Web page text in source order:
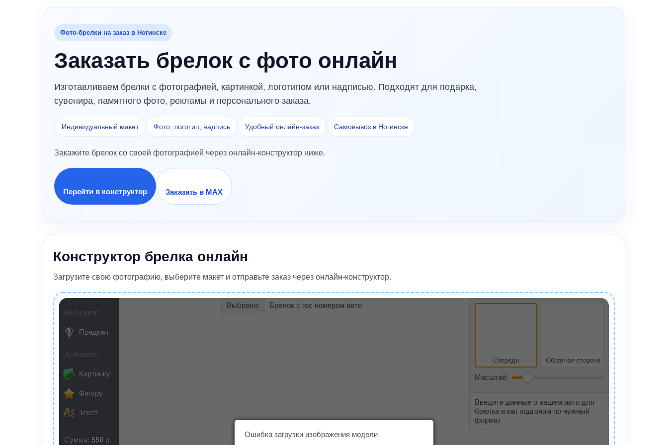
Фото-брелки на заказ в Ногинске
Заказать брелок с фото онлайн
Изготавливаем брелки с фотографией, картинкой, логотипом или надписью. Подходят для подарка,
сувенира, памятного фото, рекламы и персонального заказа.
Индивидуальный макет Фото, логотип, надпись Удобный онлайн-заказ Самовывоз в Ногинске
Закажите брелок со своей фотографией через онлайн-конструктор ниже.
Перейти в конструктор Заказать в MAX
Конструктор брелка онлайн
Загрузите свою фотографию, выберите макет и отправьте заказ через онлайн-конструктор.